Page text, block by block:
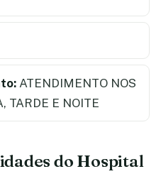
ATENDIMENTO NOS
TARDE E NOITE
do Hospital